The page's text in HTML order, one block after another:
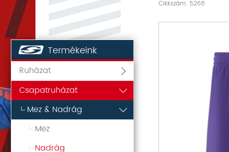
Termékeink
Ruházat
Csapatruházat
Mez & Nadrág
Mez
Nadrág
Cikkszám: 5268